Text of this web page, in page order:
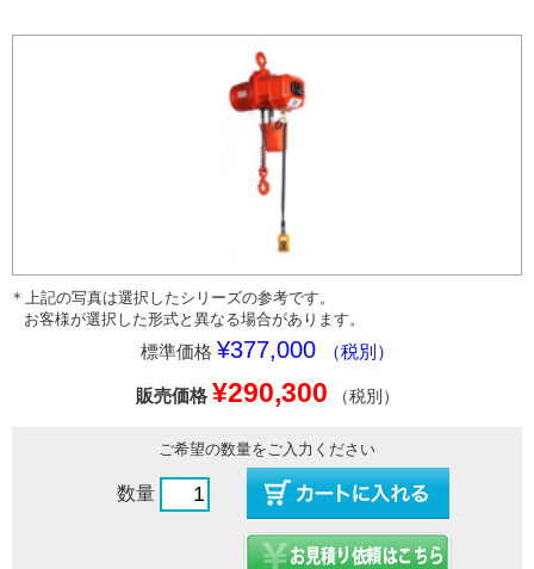
＊上記の写真は選択したシリーズの参考です。
お客様が選択した形式と異なる場合があります。
標準価格 ¥377,000 （税別）
販売価格 ¥290,300 （税別）
ご希望の数量をご入力ください
数量